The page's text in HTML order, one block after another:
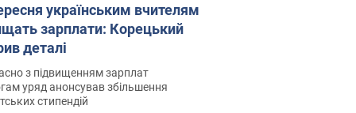
українським вчителям
зарплати: Корецький
деталі
з підвищенням зарплат
уряд анонсував збільшення
стипендій